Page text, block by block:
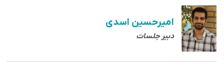
امیرحسین اسدی
دبیر جلسات